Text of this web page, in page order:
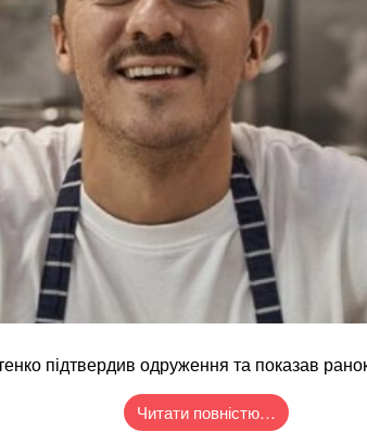
підтвердив одруження та показав
Читати повністю…